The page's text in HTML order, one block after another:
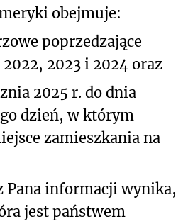
obejmuje:
poprzedzające
2023 i 2024 oraz
2025 r. do dnia
dzień, w którym
zamieszkania na
Pana informacji wynika,
jest państwem